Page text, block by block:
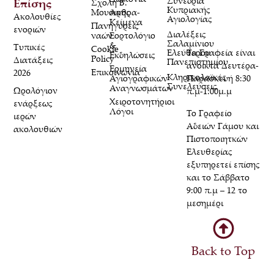
Τα Γραφεία είναι
ανοικτά Δευτέρα-
Παρασκευή 8:30
π.μ-1:00μ.μ
Το Γραφείο
Αδειών Γάμου και
Πιστοποιητκών
Ελευθερίας
εξυπηρετεί επίσης
και το Σάββατο
9:00 π.μ – 12 το
μεσημέρι
Back to Top
Σχολή Β.
Μουσικής
Πανηγύρεις
ναών
Cookie
Policy
Επικοινωνία
Άρθρα-
Κείμενα
Εορτολόγιο
&
Εκδηλώσεις
Ερμηνεία
Αγιογραφικών
Αναγνωσμάτων
Χειροτονητήριοι
Λόγοι
Επίσης
Ακολουθίες
ενοριών
Τυπικές
Διατάξεις
2026
Ωρολόγιον
ενάρξεως
ιερών
ακολουθιών
Κυπριακής
Αγιολογίας
Διαλέξεις
Σαλαμίνιου
Ελεύθερου
Πανεπιστημίου
Κληρικολαϊκές
Συνελεύσεις